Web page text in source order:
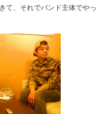
て、それでバンド主体でやっ